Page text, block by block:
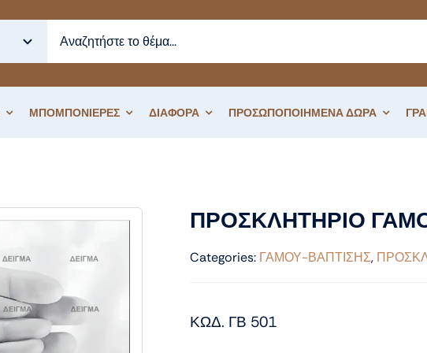
ΜΠΟΜΠΟΝΙΕΡΕΣ ΔΙΑΦΟΡΑ ΠΡΟΣΩΠΟΠΟΙΗΜΕΝΑ ΔΩΡΑ
ΠΡΟΣΚΛΗΤΗΡΙΟ
Categories: ΓΑΜΟΥ-ΒΑΠΤΙΣΗΣ,
ΚΩΔ. ΓΒ 501